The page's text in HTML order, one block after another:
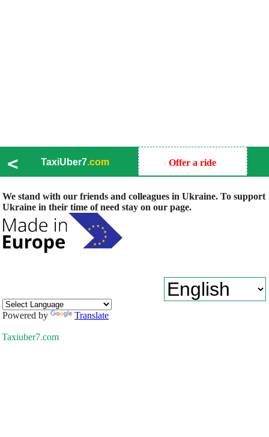
< TaxiUber7.com Offer a ride
We stand with our friends and colleagues in Ukraine. To support
Ukraine in their time of need stay on our page.
Powered by Translate
Taxiuber7.com